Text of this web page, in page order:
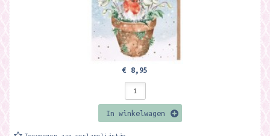
€ 8,95
In winkelwagen